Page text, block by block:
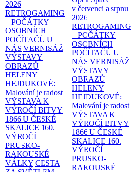
2026
RETROGAMING
– POČÁTKY
OSOBNÍCH
POČÍTAČŮ U
NÁS VERNISÁŽ
VÝSTAVY
OBRAZŮ
HELENY
HEJDUKOVÉ:
Malování je radost
VÝSTAVA K
VÝROČÍ BITVY
1866 U ČESKÉ
SKALICE 160.
VÝROČÍ
PRUSKO-
RAKOUSKÉ
VÁLKY CESTA
v červenci a srpnu
2026
RETROGAMING
– POČÁTKY
OSOBNÍCH
POČÍTAČŮ U
NÁS VERNISÁŽ
VÝSTAVY
OBRAZŮ
HELENY
HEJDUKOVÉ:
Malování je radost
VÝSTAVA K
VÝROČÍ BITVY
1866 U ČESKÉ
SKALICE 160.
VÝROČÍ
PRUSKO-
RAKOUSKÉ